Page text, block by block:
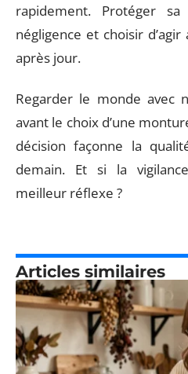
rapidement. Protéger sa
négligence et choisir
après jour.
Regarder le monde avec
avant le choix d’une
décision façonne la
demain. Et si la
meilleur réflexe ?
Articles similaires